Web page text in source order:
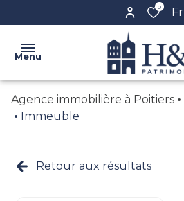
0 Fr
Menu
ACCUEIL
NOS
Agence immobilière à Poitiers
Immeuble
Retour aux résultats